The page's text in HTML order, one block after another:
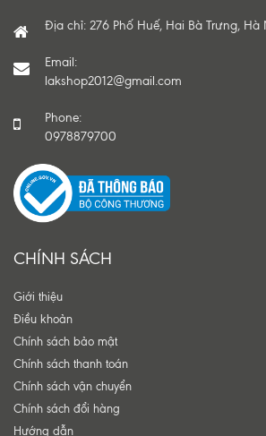
Địa chỉ: 276 Phố Huế, Hai Bà Trưng, Hà
Email:
lakshop2012@gmail.com
Phone:
0978879700
CHÍNH SÁCH
Giới thiệu
Điều khoản
Chính sách bảo mật
Chính sách thanh toán
Chính sách vận chuyển
Chính sách đổi hàng
Hướng dẫn